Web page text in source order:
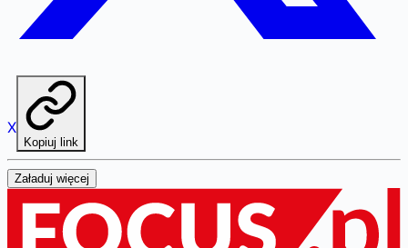
X
Kopiuj link
Załaduj więcej